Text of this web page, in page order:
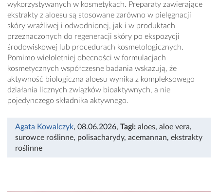
wykorzystywanych w kosmetykach. Preparaty zawierające
ekstrakty z aloesu są stosowane zarówno w pielęgnacji
skóry wrażliwej i odwodnionej, jak i w produktach
przeznaczonych do regeneracji skóry po ekspozycji
środowiskowej lub procedurach kosmetologicznych.
Pomimo wieloletniej obecności w formulacjach
kosmetycznych współczesne badania wskazują, że
aktywność biologiczna aloesu wynika z kompleksowego
działania licznych związków bioaktywnych, a nie
pojedynczego składnika aktywnego.
Agata Kowalczyk, 08.06.2026, Tagi: aloes, aloe vera,
surowce roślinne, polisacharydy, acemannan, ekstrakty
roślinne